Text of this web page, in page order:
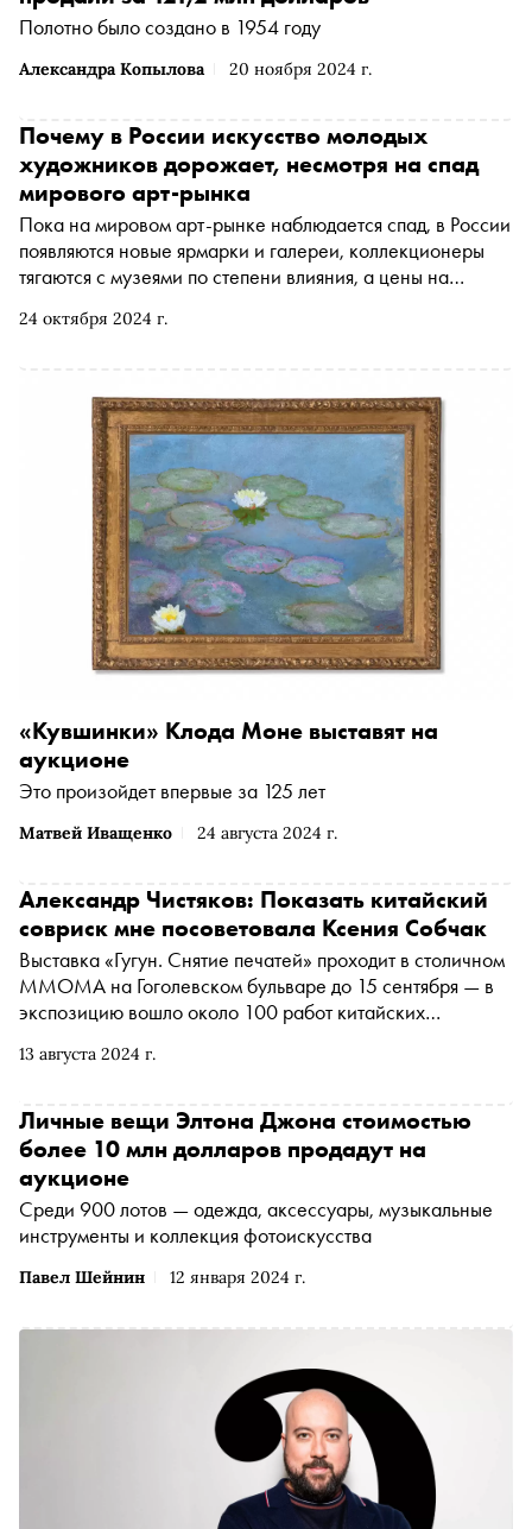
Александра Копылова 20 ноября 2024 г.
Полотно было создано в 1954 году
24 октября 2024 г.
Почему в России искусство молодых
художников дорожает, несмотря на спад
мирового арт-рынка
Пока на мировом арт-рынке наблюдается спад, в России
появляются новые ярмарки и галереи, коллекционеры
тягаются с музеями по степени влияния, а цены на
«Сноб» решил разобраться в положении дел на
ценообразования на работы начинающих авторов
Матвей Иващенко 24 августа 2024 г.
«Кувшинки» Клода Моне выставят на
аукционе
Это произойдет впервые за 125 лет
13 августа 2024 г.
Александр Чистяков: Показать китайский
совриск мне посоветовала Ксения Собчак
Выставка «Гугун. Снятие печатей» проходит в столичном
ММОМА на Гоголевском бульваре до 15 сентября — в
экспозицию вошло около 100 работ китайских
Александр Чистяков впервые представляет широкой
«Сноб» выяснил у Чистякова, почему он собиратель, а
не коллекционер, как Олег Целков связан с китайскими
нон-конформистами и при чем тут Ксения Собчак
Павел Шейнин 12 января 2024 г.
Личные вещи Элтона Джона стоимостью
более 10 млн долларов продадут на
аукционе
Среди 900 лотов — одежда, аксессуары, музыкальные
инструменты и коллекция фотоискусства